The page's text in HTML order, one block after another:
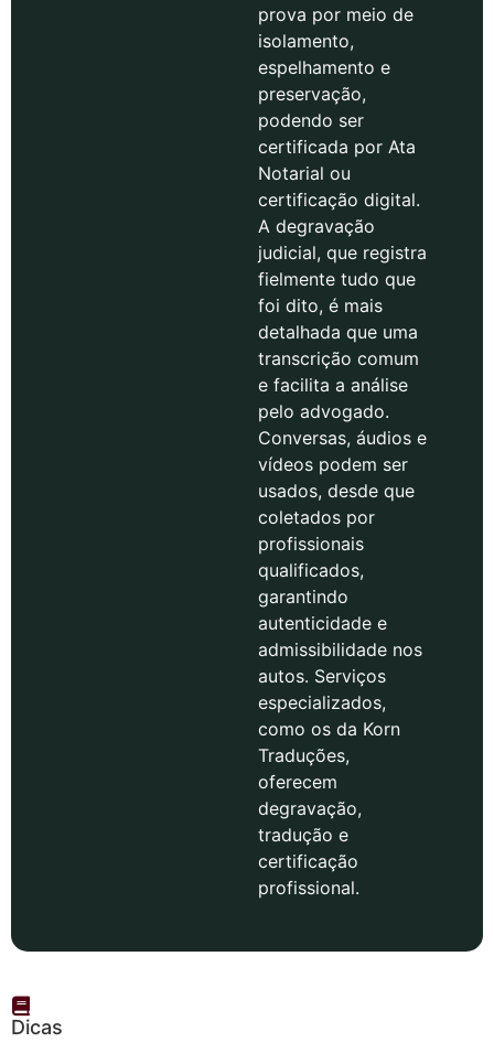
prova por meio de
isolamento,
espelhamento e
preservação,
podendo ser
certificada por Ata
Notarial ou
certificação digital.
A degravação
judicial, que registra
fielmente tudo que
foi dito, é mais
detalhada que uma
transcrição comum
e facilita a análise
pelo advogado.
Conversas, áudios e
vídeos podem ser
usados, desde que
coletados por
profissionais
qualificados,
garantindo
autenticidade e
admissibilidade nos
autos. Serviços
especializados,
como os da Korn
Traduções,
oferecem
degravação,
tradução e
certificação
profissional.
Dicas